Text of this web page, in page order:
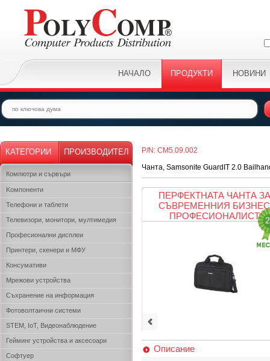
НАЧАЛО ПРОДУКТИ НОВИНИ
КАТЕГОРИИ ПРОИЗВОДИТЕЛ
Компютри и сървъри
Kомпоненти
Телефони и таблети
Телевизори, монитори, мултимедия
Професионални дисплеи
Принтери, скенери и МФУ
Консумативи
Мрежови устройства
Съхранение на информация
Фотоволтаични системи
STEM, IoT, Видеонаблюдение
Гейминг устройства и аксесоари
Софтуер
P/N: CM5.09.002
Чанта, Samsonite GuardIT 2.0
ПЕРФЕКТНАТА ЧАНТА ЗА
СЪВРЕМЕННИЯ БИЗНЕС
ПРОФЕСИОНАЛИСТ
Описание